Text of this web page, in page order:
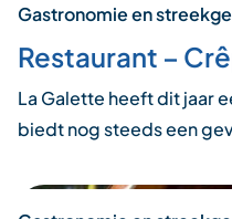
Gastronomie en
Restaurant –
La Galette heeft dit jaar
biedt nog steeds een